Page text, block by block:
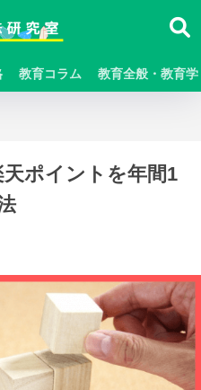
教育コラム 教育全般・教育学
天ポイントを年間1